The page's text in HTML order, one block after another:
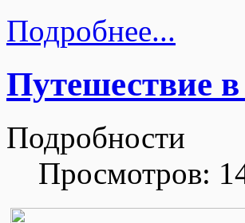
Подробнее...
Путешествие
Подробности
Просмотров: